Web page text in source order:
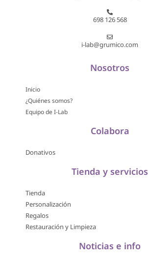
698 126 568
i-lab@grumico.com
Nosotros
Inicio
¿Quiénes somos?
Equipo de I-Lab
Colabora
Donativos
Tienda y servicios
Tienda
Personalización
Regalos
Restauración y Limpieza
Noticias e info